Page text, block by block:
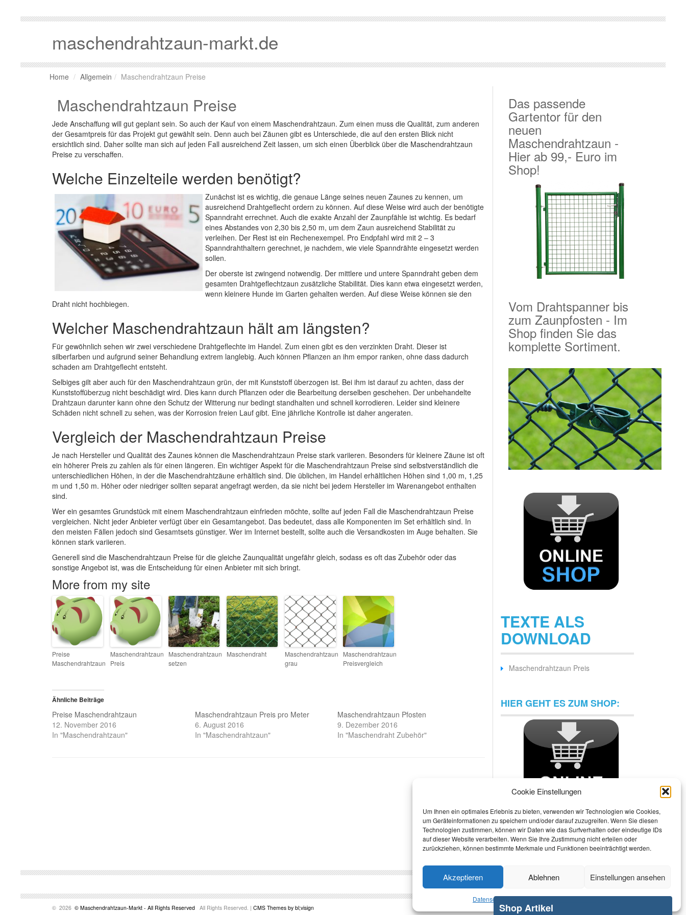
Cookie Einstellungen
Um Ihnen ein optimales Erlebnis zu bieten, verwenden wir Technologien wie Cookies,
um Geräteinformationen zu speichern und/oder darauf zuzugreifen. Wenn Sie diesen
Technologien zustimmen, können wir Daten wie das Surfverhalten oder eindeutige IDs
auf dieser Website verarbeiten. Wenn Sie Ihre Zustimmung nicht erteilen oder
zurückziehen, können bestimmte Merkmale und Funktionen beeinträchtigt werden.
Akzeptieren Ablehnen Einstellungen ansehen
DatenschutzerklärungHaftungsausschlussImpressum
maschendrahtzaun-markt.de
Home Allgemein Maschendrahtzaun Preise
Maschendrahtzaun Preise
Jede Anschaffung will gut geplant sein. So auch der Kauf von einem Maschendrahtzaun. Zum einen muss die Qualität, zum anderen
der Gesamtpreis für das Projekt gut gewählt sein. Denn auch bei Zäunen gibt es Unterschiede, die auf den ersten Blick nicht
ersichtlich sind. Daher sollte man sich auf jeden Fall ausreichend Zeit lassen, um sich einen Überblick über die Maschendrahtzaun
Preise zu verschaffen.
Welche Einzelteile werden benötigt?
Zunächst ist es wichtig, die genaue Länge seines neuen Zaunes zu kennen, um
ausreichend Drahtgeflecht ordern zu können. Auf diese Weise wird auch der benötigte
Spanndraht errechnet. Auch die exakte Anzahl der Zaunpfähle ist wichtig. Es bedarf
eines Abstandes von 2,30 bis 2,50 m, um dem Zaun ausreichend Stabilität zu
verleihen. Der Rest ist ein Rechenexempel. Pro Endpfahl wird mit 2 – 3
Spanndrahthaltern gerechnet, je nachdem, wie viele Spanndrähte eingesetzt werden
sollen.
Der oberste ist zwingend notwendig. Der mittlere und untere Spanndraht geben dem
gesamten Drahtgeflechtzaun zusätzliche Stabilität. Dies kann etwa eingesetzt werden,
wenn kleinere Hunde im Garten gehalten werden. Auf diese Weise können sie den
Draht nicht hochbiegen.
Welcher Maschendrahtzaun hält am längsten?
Für gewöhnlich sehen wir zwei verschiedene Drahtgeflechte im Handel. Zum einen gibt es den verzinkten Draht. Dieser ist
silberfarben und aufgrund seiner Behandlung extrem langlebig. Auch können Pflanzen an ihm empor ranken, ohne dass dadurch
schaden am Drahtgeflecht entsteht.
Selbiges gilt aber auch für den Maschendrahtzaun grün, der mit Kunststoff überzogen ist. Bei ihm ist darauf zu achten, dass der
Kunststoffüberzug nicht beschädigt wird. Dies kann durch Pflanzen oder die Bearbeitung derselben geschehen. Der unbehandelte
Drahtzaun darunter kann ohne den Schutz der Witterung nur bedingt standhalten und schnell korrodieren. Leider sind kleinere
Schäden nicht schnell zu sehen, was der Korrosion freien Lauf gibt. Eine jährliche Kontrolle ist daher angeraten.
Vergleich der Maschendrahtzaun Preise
Je nach Hersteller und Qualität des Zaunes können die Maschendrahtzaun Preise stark variieren. Besonders für kleinere Zäune ist oft
ein höherer Preis zu zahlen als für einen längeren. Ein wichtiger Aspekt für die Maschendrahtzaun Preise sind selbstverständlich die
unterschiedlichen Höhen, in der die Maschendrahtzäune erhältlich sind. Die üblichen, im Handel erhältlichen Höhen sind 1,00 m, 1,25
m und 1,50 m. Höher oder niedriger sollten separat angefragt werden, da sie nicht bei jedem Hersteller im Warenangebot enthalten
sind.
Wer ein gesamtes Grundstück mit einem Maschendrahtzaun einfrieden möchte, sollte auf jeden Fall die Maschendrahtzaun Preise
vergleichen. Nicht jeder Anbieter verfügt über ein Gesamtangebot. Das bedeutet, dass alle Komponenten im Set erhältlich sind. In
den meisten Fällen jedoch sind Gesamtsets günstiger. Wer im Internet bestellt, sollte auch die Versandkosten im Auge behalten. Sie
können stark variieren.
Generell sind die Maschendrahtzaun Preise für die gleiche Zaunqualität ungefähr gleich, sodass es oft das Zubehör oder das
sonstige Angebot ist, was die Entscheidung für einen Anbieter mit sich bringt.
More from my site
Preise
Maschendrahtzaun
Maschendrahtzaun
Preis
Maschendrahtzaun
setzen
Maschendraht
Maschendrahtzaun
grau
Maschendrahtzaun
Preisvergleich
Ähnliche Beiträge
Preise Maschendrahtzaun
12. November 2016
In "Maschendrahtzaun"
Maschendrahtzaun Preis pro Meter
6. August 2016
In "Maschendrahtzaun"
Maschendrahtzaun Pfosten
9. Dezember 2016
In "Maschendraht Zubehör"
Das passende
Gartentor für den
neuen
Maschendrahtzaun -
Hier ab 99,- Euro im
Shop!
Vom Drahtspanner bis
zum Zaunpfosten - Im
Shop finden Sie das
komplette Sortiment.
TEXTE ALS
DOWNLOAD
Maschendrahtzaun Preis
HIER GEHT ES ZUM SHOP:
© 2026 © Maschendrahtzaun-Markt - All Rights Reserved All Rights Reserved. | CMS Themes by bl;visign Datenschutzerklärung Haftungsausschluss
Shop Artikel